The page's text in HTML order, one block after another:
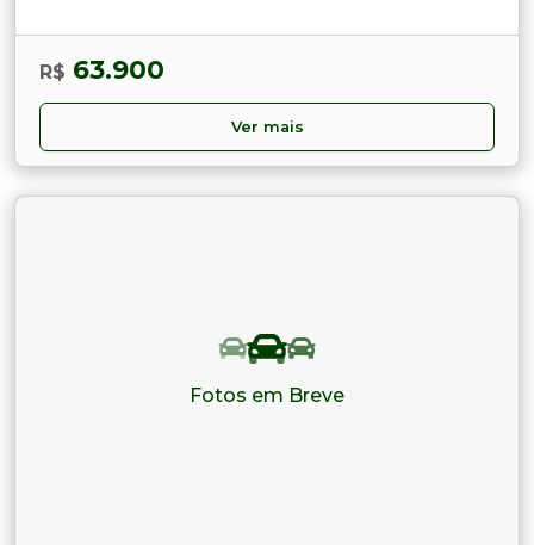
R$ 63.900
Ver mais
Fotos em Breve